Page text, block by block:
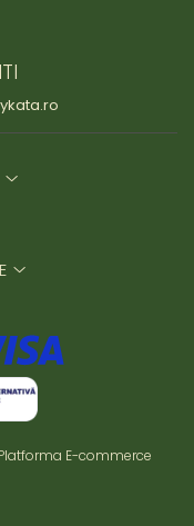
E-commerce